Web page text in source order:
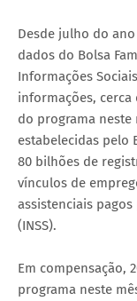
Desde julho do
dados do Bolsa
Informações
informações, cerca
do programa neste
estabelecidas pelo
80 bilhões de
vínculos de
assistenciais
(INSS).
Em compensação,
programa neste